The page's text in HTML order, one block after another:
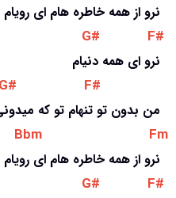
نرو از همه خاطره هام ای رویام
G# F#
نرو ای همه دنیام
F#
من بدون تو تنهام تو که
Bbm Fm
نرو از همه خاطره هام ای رویام
G# F#